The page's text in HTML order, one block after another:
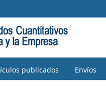
publicados Envíos